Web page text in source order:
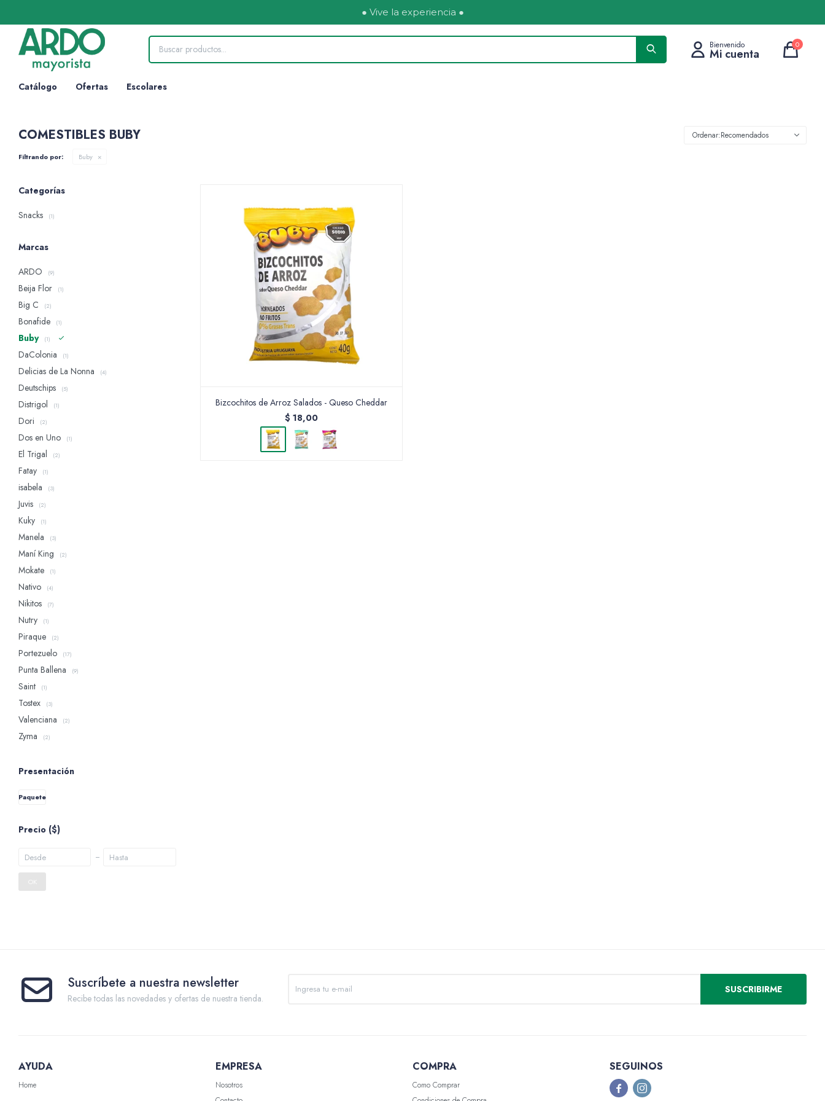
● Vive la experiencia ●
Catálogo Ofertas Escolares
0
COMESTIBLES BUBY Recomendados
Filtrando por: Buby
Bizcochitos de Arroz Salados - Queso Cheddar
$ 18,00
Categorías
Snacks
(1)
Marcas
ARDO
(9)
Beija Flor (1)
Big C (2)
Bonafide (1)
Buby (1)
DaColonia (1)
Delicias de La Nonna (4)
Deutschips (5)
Distrigol (1)
Dori (2)
Dos en Uno (1)
El Trigal (2)
Fatay (1)
isabela (3)
Juvis (2)
Kuky (1)
Manela (3)
Maní King (2)
Mokate (1)
Nativo (4)
Nikitos (7)
Nutry (1)
Piraque (2)
Portezuelo (17)
Punta Ballena (9)
Saint (1)
Tostex (3)
Valenciana (2)
Zyma (2)
Presentación
Paquete
Precio ($)
OK
Suscríbete a nuestra newsletter
Recibe todas las novedades y ofertas de nuestra tienda.
SUSCRIBIRME
AYUDA
Home
EMPRESA
Nosotros
COMPRA
Como Comprar
SEGUINOS
 